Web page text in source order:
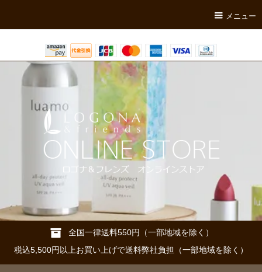
メニュー
全国一律送料550円（一部地域を除く）
税込5,500円以上お買い上げで送料弊社負担（一部地域を除く）